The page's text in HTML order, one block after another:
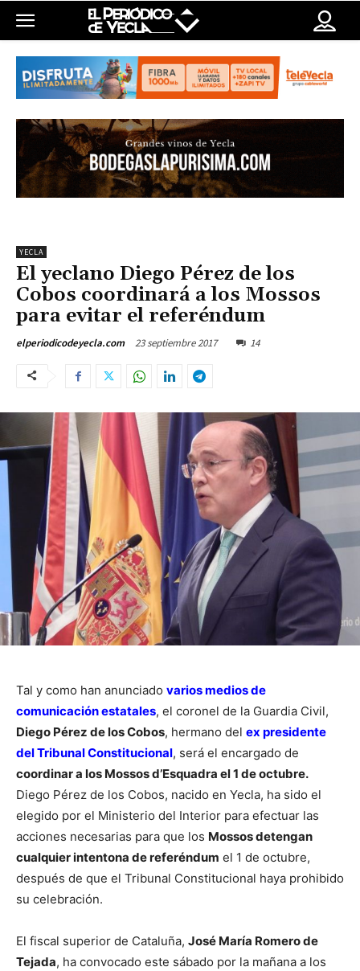
YECLA
El yeclano Diego Pérez de los
Cobos coordinará a los Mossos
para evitar el referéndum
elperiodicodeyecla.com 23 septiembre 2017 14
Tal y como han anunciado varios medios de
comunicación estatales, el coronel de la Guardia Civil,
Diego Pérez de los Cobos, hermano del ex presidente
del Tribunal Constitucional, será el encargado de
coordinar a los Mossos d’Esquadra el 1 de octubre.
Diego Pérez de los Cobos, nacido en Yecla, ha sido el
elegido por el Ministerio del Interior para efectuar las
acciones necesarias para que los Mossos detengan
cualquier intentona de referéndum el 1 de octubre,
después de que el Tribunal Constitucional haya prohibido
su celebración.
El fiscal superior de Cataluña, José María Romero de
Tejada, ha convocado este sábado por la mañana a los